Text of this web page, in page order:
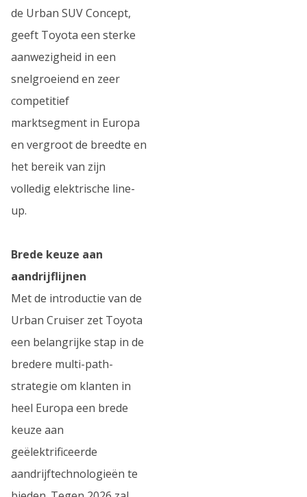
de Urban SUV Concept,
geeft Toyota een sterke
aanwezigheid in een
snelgroeiend en zeer
competitief
marktsegment in Europa
en vergroot de breedte en
het bereik van zijn
volledig elektrische line-
up.
Brede keuze aan
aandrijflijnen
Met de introductie van de
Urban Cruiser zet Toyota
een belangrijke stap in de
bredere multi-path-
strategie om klanten in
heel Europa een brede
keuze aan
geëlektrificeerde
aandrijftechnologieën te